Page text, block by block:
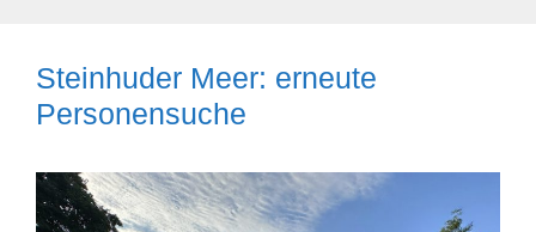
Steinhuder Meer: erneute
Personensuche